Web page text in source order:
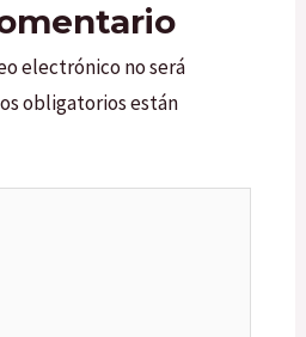
electrónico no será
obligatorios están